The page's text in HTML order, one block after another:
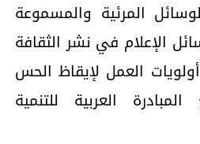
المرئية والمسموعة
الإعلام في نشر الثقافة
العمل لإيقاظ الحس
العربية للتنمية